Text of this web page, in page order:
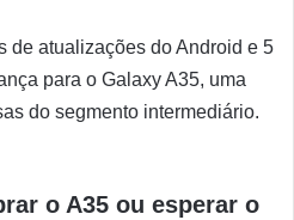
de atualizações do Android e 5
para o Galaxy A35, uma
do segmento intermediário.
o A35 ou esperar o